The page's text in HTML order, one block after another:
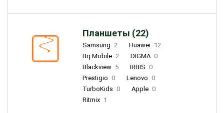
Планшеты (22)
Samsung 2 Huawei 12
Bq Mobile 2 DIGMA 0
Blackview 5 IRBIS 0
Prestigio 0 Lenovo 0
TurboKids 0 Apple 0
Ritmix 1